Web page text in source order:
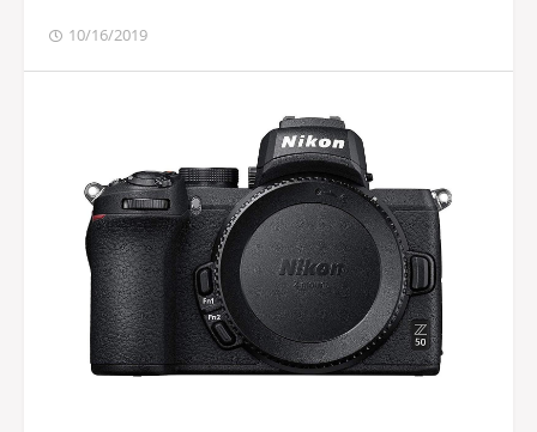
10/16/2019